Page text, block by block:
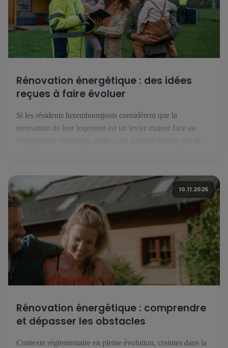
Rénovation énergétique : des idées
reçues à faire évoluer
Si les résidents luxembourgeois considèrent que la
rénovation de leur logement est un levier majeur face au
énergétique est un levier majeur de la lutte contre le
dérèglement climatique. C’est ce […]
10.11.2025
Rénovation énergétique : comprendre
et dépasser les obstacles
Contexte réglementaire en pleine évolution, craintes dans la